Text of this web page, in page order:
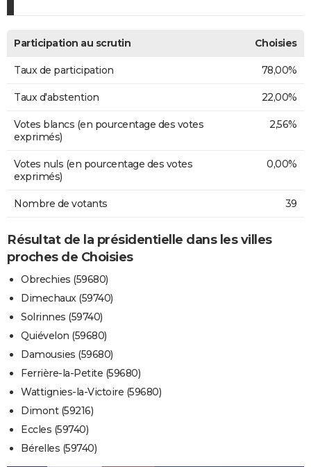
Participation au scrutin Choisies
Taux de participation 78,00%
Taux d'abstention 22,00%
Votes blancs (en pourcentage des votes
exprimés)
2,56%
Votes nuls (en pourcentage des votes
exprimés)
0,00%
Nombre de votants 39
Résultat de la présidentielle dans les villes
proches de Choisies
Obrechies (59680)
Dimechaux (59740)
Solrinnes (59740)
Quiévelon (59680)
Damousies (59680)
Ferrière-la-Petite (59680)
Wattignies-la-Victoire (59680)
Dimont (59216)
Eccles (59740)
Bérelles (59740)